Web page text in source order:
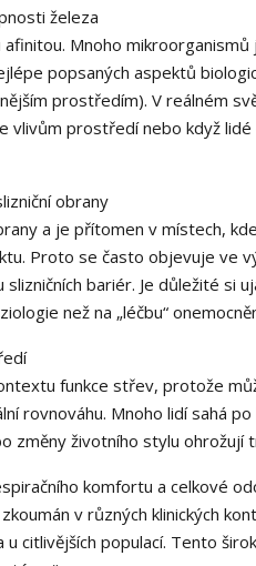
železa
Mnoho
popsaných aspektů
prostředím). V reálném
vlivům prostředí nebo když
obrany
a je přítomen v místech,
Proto se často objevuje ve
slizničních bariér. Je důležité si
než na „léčbu“
funkce střev, protože
rovnováhu. Mnoho lidí sahá
změny životního stylu ohrožují
komfortu a celkové
v různých klinických
citlivějších populací. Tento